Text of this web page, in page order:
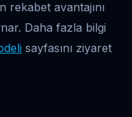
rekabet avantajını
Daha fazla bilgi
sayfasını ziyaret